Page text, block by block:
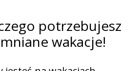
potrzebujesz
wakacje!